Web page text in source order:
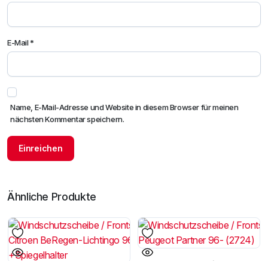
E-Mail*
Name, E-Mail-Adresse und Website in diesem Browser für meinen
nächsten Kommentar speichern.
Ähnliche Produkte